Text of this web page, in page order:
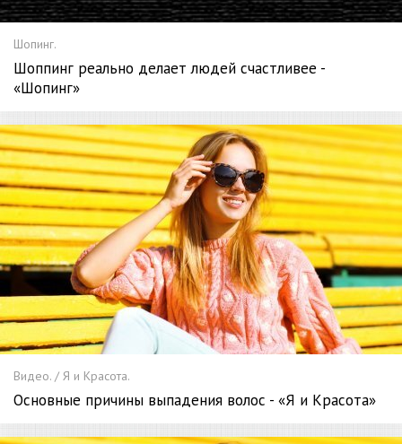
Шопинг.
Шоппинг реально делает людей счастливее -
«Шопинг»
Видео. / Я и Красота.
Основные причины выпадения волос - «Я и Красота»